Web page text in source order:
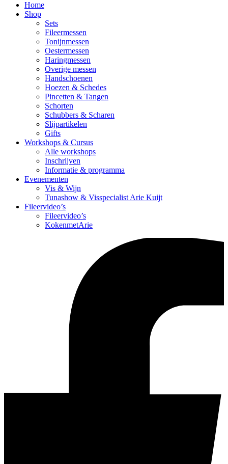
Home
Shop
Sets
Fileermessen
Tonijnmessen
Oestermessen
Haringmessen
Overige messen
Handschoenen
Hoezen & Schedes
Pincetten & Tangen
Schorten
Schubbers & Scharen
Slijpartikelen
Gifts
Workshops & Cursus
Alle workshops
Inschrijven
Informatie & programma
Evenementen
Vis & Wijn
Tunashow & Visspecialist Arie Kuijt
Fileervideo’s
Fileervideo’s
KokenmetArie